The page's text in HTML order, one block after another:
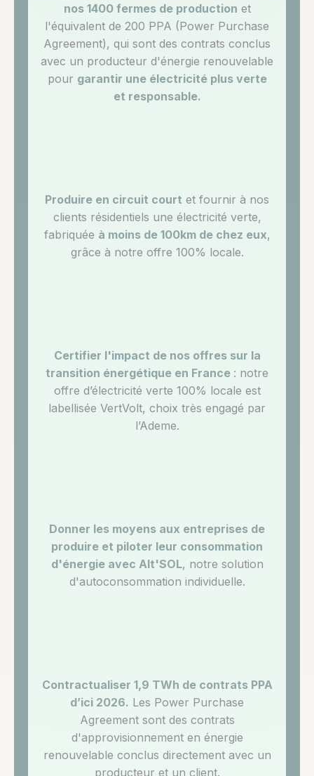
nos 1400 fermes de production et
l'équivalent de 200 PPA (Power Purchase
Agreement), qui sont des contrats conclus
avec un producteur d'énergie renouvelable
pour garantir une électricité plus verte
et responsable.
Produire en circuit court et fournir à nos
clients résidentiels une électricité verte,
fabriquée à moins de 100km de chez eux,
grâce à notre offre 100% locale.
Certifier l'impact de nos offres sur la
transition énergétique en France : notre
offre d’électricité verte 100% locale est
labellisée VertVolt, choix très engagé par
l’Ademe.
Donner les moyens aux entreprises de
produire et piloter leur consommation
d'énergie avec Alt'SOL, notre solution
d'autoconsommation individuelle.
Contractualiser 1,9 TWh de contrats PPA
d’ici 2026. Les Power Purchase
Agreement sont des contrats
d'approvisionnement en énergie
renouvelable conclus directement avec un
producteur et un client.